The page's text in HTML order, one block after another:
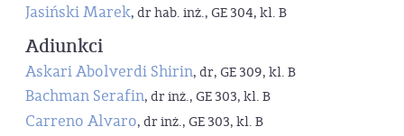
Jasiński Marek, dr hab. inż., GE 304, kl. B
Adiunkci
Askari Abolverdi Shirin, dr, GE 309, kl. B
Bachman Serafin, dr inż., GE 303, kl. B
Carreno Alvaro, dr inż., GE 303, kl. B